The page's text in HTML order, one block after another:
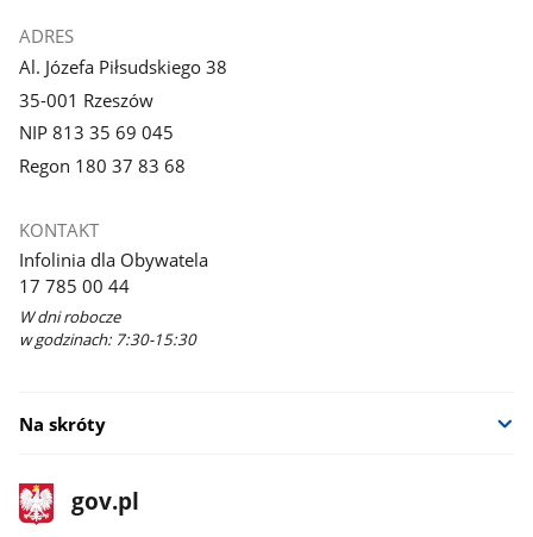
ADRES
Al. Józefa Piłsudskiego 38
35-001 Rzeszów
NIP 813 35 69 045
Regon 180 37 83 68
KONTAKT
Infolinia dla Obywatela
17 785 00 44
W dni robocze
w godzinach: 7:30-15:30
Na skróty
stopka
gov.pl
Strona
gov.pl